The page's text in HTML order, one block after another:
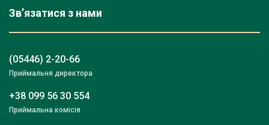
Зв’язатися з нами
(05446) 2-20-66
Приймальня директора
+38 099 56 30 554
Приймальна комісія